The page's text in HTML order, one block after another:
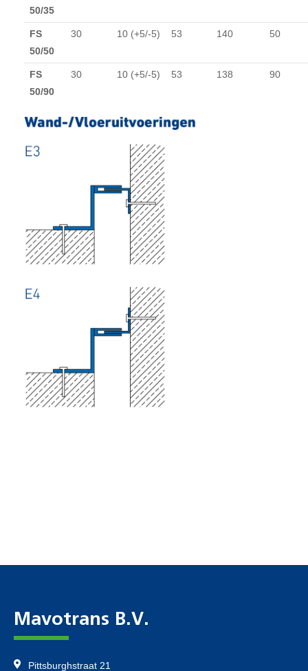
50/35
FS
50/50
30 10 (+5/-5) 53 140 50
FS
50/90
30 10 (+5/-5) 53 138 90
Mavotrans B.V.
Pittsburghstraat 21